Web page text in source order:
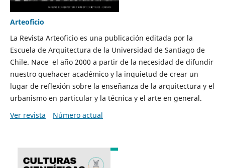
Arteoficio
La Revista Arteoficio es una publicación editada por la
Escuela de Arquitectura de la Universidad de Santiago de
Chile. Nace el año 2000 a partir de la necesidad de difundir
nuestro quehacer académico y la inquietud de crear un
lugar de reflexión sobre la enseñanza de la arquitectura y el
urbanismo en particular y la técnica y el arte en general.
Ver revista
Número actual